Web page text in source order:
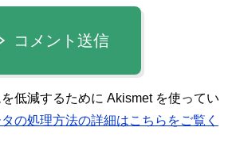
コメント送信
低減するために Akismet を使ってい
の処理方法の詳細はこちらをご覧く